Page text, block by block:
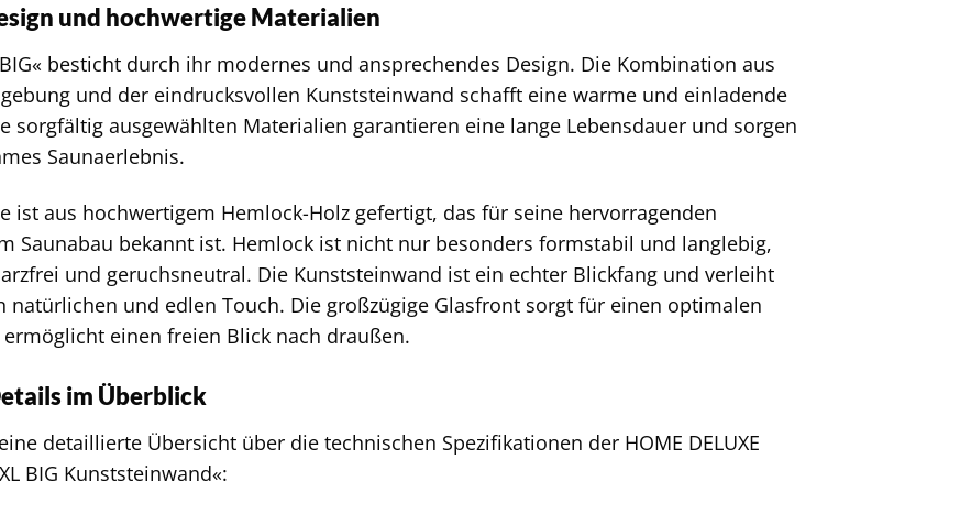
und hochwertige Materialien
BIG« besticht durch ihr modernes und ansprechendes Design. Die Kombination aus
und der eindrucksvollen Kunststeinwand schafft eine warme und einladende
sorgfältig ausgewählten Materialien garantieren eine lange Lebensdauer und sorgen
Saunaerlebnis.
ist aus hochwertigem Hemlock-Holz gefertigt, das für seine hervorragenden
Saunabau bekannt ist. Hemlock ist nicht nur besonders formstabil und langlebig,
und geruchsneutral. Die Kunststeinwand ist ein echter Blickfang und verleiht
natürlichen und edlen Touch. Die großzügige Glasfront sorgt für einen optimalen
einen freien Blick nach draußen.
im Überblick
detaillierte Übersicht über die technischen Spezifikationen der HOME DELUXE
BIG Kunststeinwand«: